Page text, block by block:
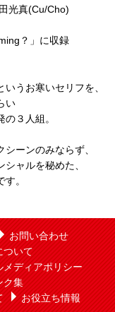
光真(Cu/Cho)
？」に収録
うお寒いセリフを、
い
３人組。
ーンのみならず、
ャルを秘めた、
。
お問い合わせ
ついて
メディアポリシー
ク集
お役立ち情報